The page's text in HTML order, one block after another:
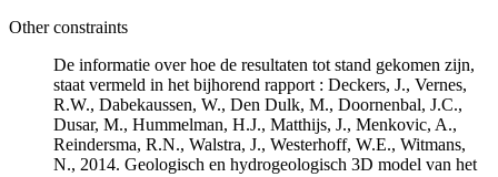
Other constraints
De informatie over hoe de resultaten tot stand gekomen zijn,
staat vermeld in het bijhorend rapport : Deckers, J., Vernes,
R.W., Dabekaussen, W., Den Dulk, M., Doornenbal, J.C.,
Dusar, M., Hummelman, H.J., Matthijs, J., Menkovic, A.,
Reindersma, R.N., Walstra, J., Westerhoff, W.E., Witmans,
N., 2014. Geologisch en hydrogeologisch 3D model van het